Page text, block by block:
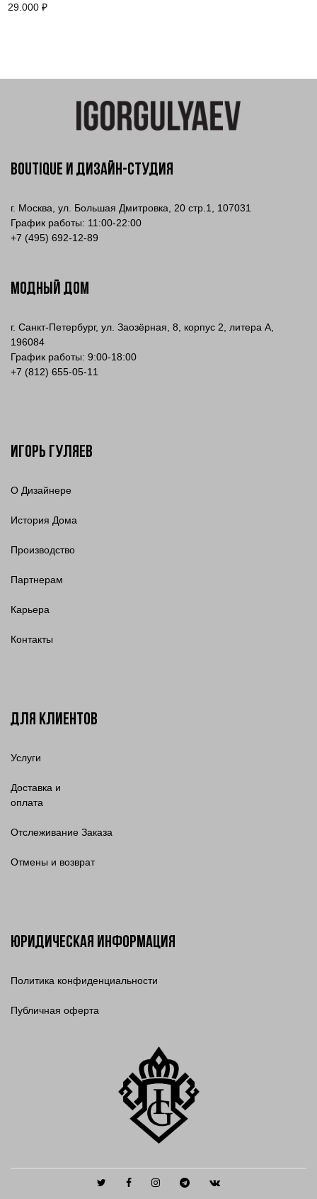
29.000 ₽
Boutique и Дизайн-Студия
г. Москва, ул. Большая Дмитровка, 20 стр.1, 107031
График работы: 11:00-22:00
+7 (495) 692-12-89
МОДНЫЙ ДОМ
г. Санкт-Петербург, ул. Заозёрная, 8, корпус 2, литера А,
196084
График работы: 9:00-18:00
+7 (812) 655-05-11
Игорь Гуляев
О Дизайнере
История Дома
Производство
Партнерам
Карьера
Контакты
Для клиентов
Услуги
Доставка и
оплата
Отслеживание Заказа
Отмены и возврат
Юридическая информация
Политика конфиденциальности
Публичная оферта
TwitterFacebookInstagramTelegramVkontakte